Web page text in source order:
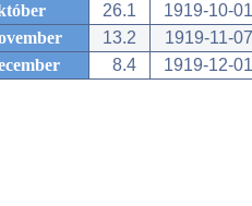
26.1
1919-10-01
13.2
1919-11-07
8.4 1919-12-01